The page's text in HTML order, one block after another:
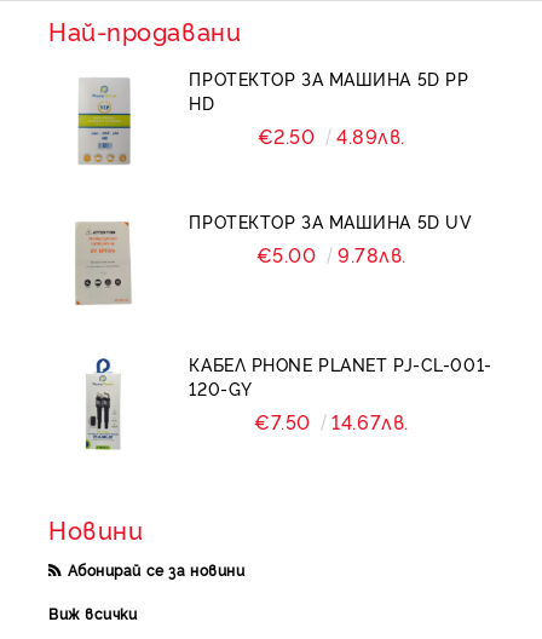
Най-продавани
ПРОТЕКТОР ЗА МАШИНА 5D PP
HD
€2.50 4.89лв.
ПРОТЕКТОР ЗА МАШИНА 5D UV
€5.00 9.78лв.
КАБЕЛ PHONE PLANET PJ-CL-001-
120-GY
€7.50 14.67лв.
Новини
Абонирай се за новини
Виж всички